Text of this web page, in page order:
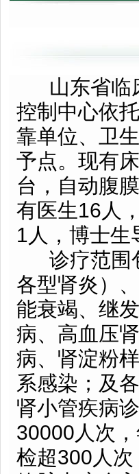
山东省临
控制中心依
靠单位、卫
予点。现有
台，自动腹
有医生16人
1人，博士生
诊疗范围
各型肾炎）
能衰竭、继
病、高血压
病、肾淀粉
系感染；及
肾小管疾病
30000人次
检超300人